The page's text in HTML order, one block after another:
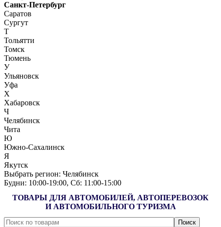
Санкт-Петербург
Саратов
Сургут
Т
Тольятти
Томск
Тюмень
У
Ульяновск
Уфа
Х
Хабаровск
Ч
Челябинск
Чита
Ю
Южно-Сахалинск
Я
Якутск
Выбрать регион: Челябинск
Будни: 10:00‑19:00, Сб: 11:00‑15:00
ТОВАРЫ ДЛЯ АВТОМОБИЛЕЙ, АВТОПЕРЕВОЗОК
И АВТОМОБИЛЬНОГО ТУРИЗМА